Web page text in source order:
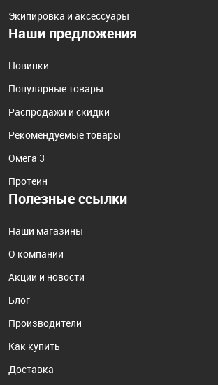
Экипировка и аксессуары
Наши предложения
Новинки
Популярные товары
Распродажи и скидки
Рекомендуемые товары
Омега 3
Протеин
Полезные ссылки
Наши магазины
О компании
Акции и новости
Блог
Производители
Как купить
Доставка